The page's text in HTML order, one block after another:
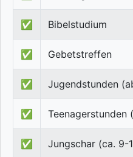
✅ Bibelstudium
✅ Gebetstreffen
✅ Jugendstunden
✅ Teenagerstunden
✅ Jungschar (ca. 9-